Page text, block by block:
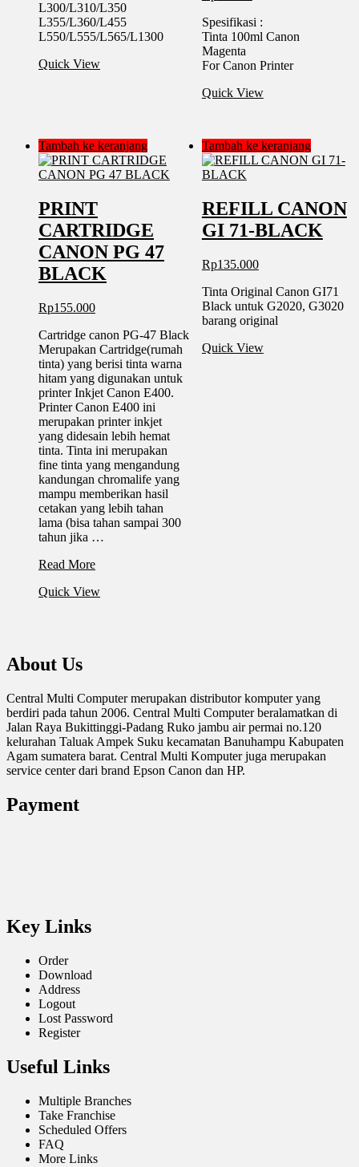
L300/L310/L350
L355/L360/L455
L550/L555/L565/L1300
Quick View
Spesifikasi :
Tinta 100ml Canon
Magenta
For Canon Printer
Quick View
Tambah ke keranjang
PRINT
CARTRIDGE
CANON PG 47
BLACK
Rp155.000
Cartridge canon PG-47 Black
Merupakan Cartridge(rumah
tinta) yang berisi tinta warna
hitam yang digunakan untuk
printer Inkjet Canon E400.
Printer Canon E400 ini
merupakan printer inkjet
yang didesain lebih hemat
tinta. Tinta ini merupakan
fine tinta yang mengandung
kandungan chromalife yang
mampu memberikan hasil
cetakan yang lebih tahan
lama (bisa tahan sampai 300
tahun jika …
PRINT
CANON
Read More
Quick View
Tambah ke keranjang
REFILL CANON
GI 71-BLACK
Rp135.000
Tinta Original Canon GI71
Black untuk G2020, G3020
barang original
Quick View
About Us
Central Multi Computer merupakan distributor komputer yang
berdiri pada tahun 2006. Central Multi Computer beralamatkan di
Jalan Raya Bukittinggi-Padang Ruko jambu air permai no.120
kelurahan Taluak Ampek Suku kecamatan Banuhampu Kabupaten
Agam sumatera barat. Central Multi Komputer juga merupakan
service center dari brand Epson Canon dan HP.
Payment
Key Links
Order
Download
Address
Logout
Lost Password
Register
Useful Links
Multiple Branches
Take Franchise
Scheduled Offers
FAQ
More Links